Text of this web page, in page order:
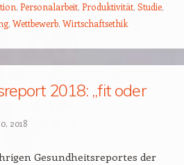
, Personalarbeit, Produktivität, Studie,
, Wettbewerb, Wirtschaftsethik
2018: „fit oder
2018
Gesundheitsreportes der